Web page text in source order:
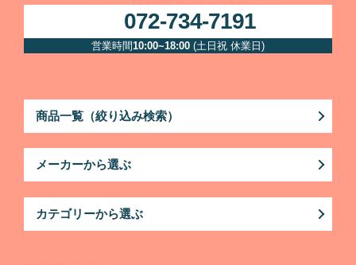
072-734-7191
営業時間10:00~18:00 (土日祝 休業日)
商品一覧（絞り込み検索）
メーカーから選ぶ
カテゴリーから選ぶ